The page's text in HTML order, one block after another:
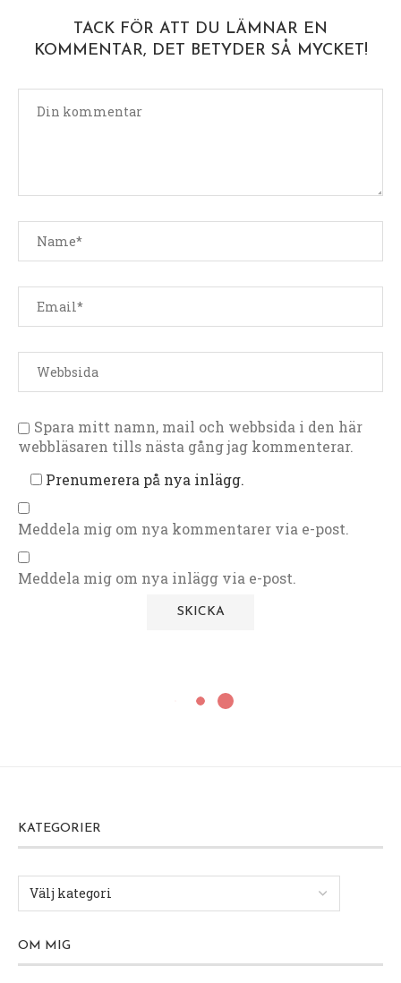
TACK FÖR ATT DU LÄMNAR EN
KOMMENTAR, DET BETYDER SÅ MYCKET!
Spara mitt namn, mail och webbsida i den här
webbläsaren tills nästa gång jag kommenterar.
Prenumerera på nya inlägg.
Meddela mig om nya kommentarer via e-post.
Meddela mig om nya inlägg via e-post.
KATEGORIER
OM MIG